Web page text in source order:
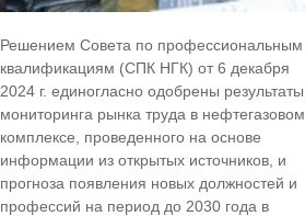
Решением Совета по профессиональным
квалификациям (СПК НГК) от 6 декабря
2024 г. единогласно одобрены результаты
мониторинга рынка труда в нефтегазовом
комплексе, проведенного на основе
информации из открытых источников, и
прогноза появления новых должностей и
профессий на период до 2030 года в